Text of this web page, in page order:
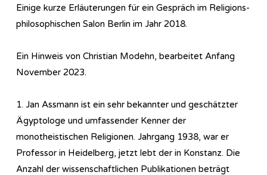
Einige kurze Erläuterungen für ein Gespräch im Re­li­gi­ons­
phi­lo­so­phi­sch­en Salon Berlin im Jahr 2018.
Ein Hinweis von Christian Modehn, bearbeitet Anfang
November 2023.
1. Jan Assmann ist ein sehr bekannter und geschätzter
Ägyptologe und umfassender Kenner der
monotheistischen Religionen. Jahrgang 1938, war er
Professor in Heidelberg, jetzt lebt der in Konstanz. Die
Anzahl der wissenschaftlichen Publikationen beträgt